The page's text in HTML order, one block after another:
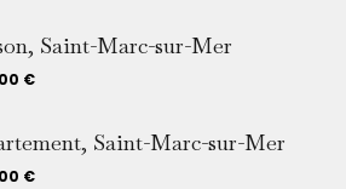
Saint-Marc-sur-Mer
€
Saint-Marc-sur-Mer
€